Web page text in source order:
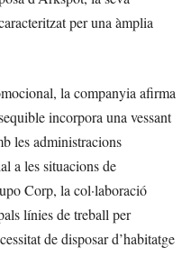
per una àmplia
la companyia afirma
incorpora una vessant
les administracions
a les situacions de
Corp, la col·laboració
línies de treball per
de disposar d’habitatge